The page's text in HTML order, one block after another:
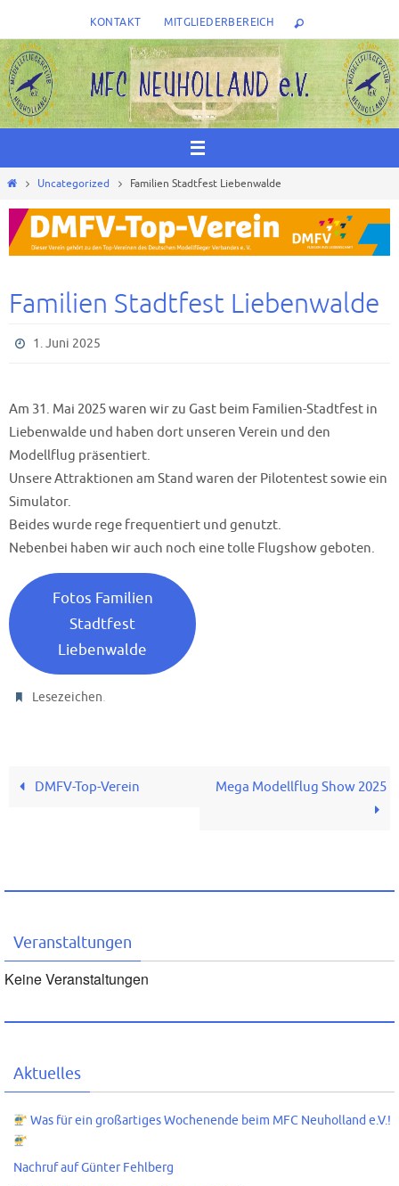
Inhalt
springen
KONTAKT MITGLIEDERBEREICH
StartUncategorized Familien Stadtfest Liebenwalde
Familien Stadtfest Liebenwalde
1. Juni 2025
Am 31. Mai 2025 waren wir zu Gast beim Familien-Stadtfest in
Liebenwalde und haben dort unseren Verein und den
Modellflug präsentiert.
Unsere Attraktionen am Stand waren der Pilotentest sowie ein
Simulator.
Beides wurde rege frequentiert und genutzt.
Nebenbei haben wir auch noch eine tolle Flugshow geboten.
Fotos Familien
Stadtfest
Liebenwalde
Lesezeichen.
DMFV-Top-Verein Mega Modellflug Show 2025
Veranstaltungen
Keine Veranstaltungen
Aktuelles
Was für ein großartiges Wochenende beim MFC Neuholland e.V.!
Nachruf auf Günter Fehlberg